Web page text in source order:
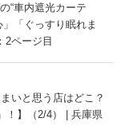
“車内遮光カーテ
「ぐっすり眠れま
2ページ目
いと思う店はどこ？
！】（2/4） | 兵庫県